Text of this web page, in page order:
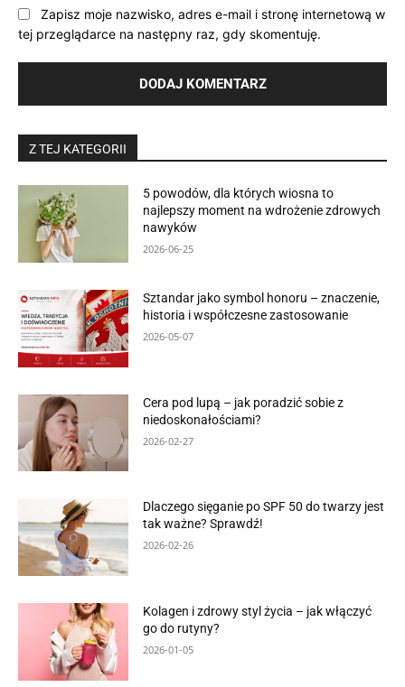
Zapisz moje nazwisko, adres e-mail i stronę internetową w
tej przeglądarce na następny raz, gdy skomentuję.
Z TEJ KATEGORII
5 powodów, dla których wiosna to
najlepszy moment na wdrożenie zdrowych
nawyków
2026-06-25
Sztandar jako symbol honoru – znaczenie,
historia i współczesne zastosowanie
2026-05-07
Cera pod lupą – jak poradzić sobie z
niedoskonałościami?
2026-02-27
Dlaczego sięganie po SPF 50 do twarzy jest
tak ważne? Sprawdź!
2026-02-26
Kolagen i zdrowy styl życia – jak włączyć
go do rutyny?
2026-01-05